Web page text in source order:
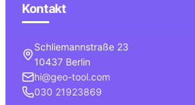
Kontakt
Schliemannstraße 23
10437 Berlin
hi@geo-tool.com
030 21923869